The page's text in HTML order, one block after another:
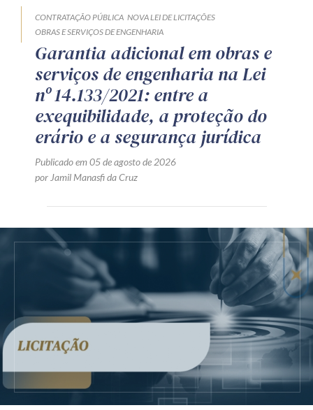
CONTRATAÇÃO PÚBLICA NOVA LEI DE LICITAÇÕES
OBRAS E SERVIÇOS DE ENGENHARIA
Garantia adicional em obras e
serviços de engenharia na Lei
nº 14.133/2021: entre a
exequibilidade, a proteção do
erário e a segurança jurídica
Publicado em 05 de agosto de 2026
por Jamil Manasfi da Cruz